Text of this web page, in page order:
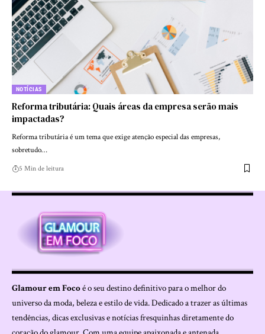
NOTÍCIAS
Reforma tributária: Quais áreas da empresa serão mais
impactadas?
Reforma tributária é um tema que exige atenção especial das empresas,
sobretudo…
5 Min de leitura
Glamour em Focoé o seu destino definitivo para o melhor do
universo da moda, beleza e estilo de vida. Dedicado a trazer as últimas
tendências, dicas exclusivas e notícias fresquinhas diretamente do